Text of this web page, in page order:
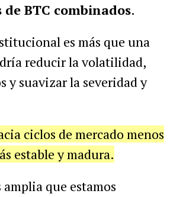
BTC combinados.
es más que una
reducir la volatilidad,
y suavizar la severidad y
ciclos de mercado menos
estable y madura.
que estamos